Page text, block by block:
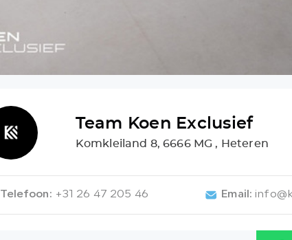
Team Koen Exclusief
Komkleiland 8, 6666 MG , Heteren
Telefoon: +31 26 47 205 46 Email: